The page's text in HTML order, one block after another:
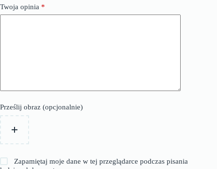
Twoja opinia *
Prześlij obraz (opcjonalnie)
Zapamiętaj moje dane w tej przeglądarce podczas pisania